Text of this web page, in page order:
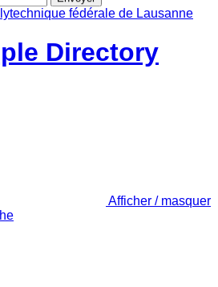
Directory
Afficher / masquer